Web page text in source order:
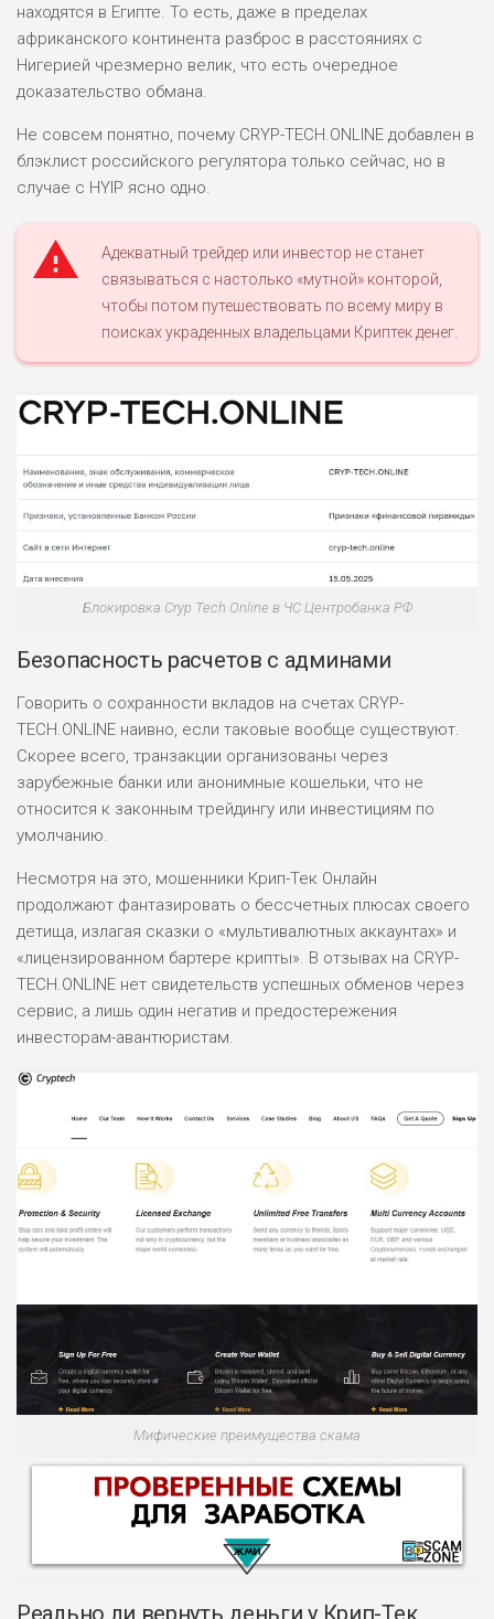
находятся в Египте. То есть, даже в пределах
африканского континента разброс в расстояниях с
Нигерией чрезмерно велик, что есть очередное
доказательство обмана.
Не совсем понятно, почему CRYP-TECH.ONLINE добавлен в
блэклист российского регулятора только сейчас, но в
случае с HYIP ясно одно.
Адекватный трейдер или инвестор не станет
связываться с настолько «мутной» конторой,
чтобы потом путешествовать по всему миру в
поисках украденных владельцами Криптек денег.
Блокировка Cryp Tech Online в ЧС Центробанка РФ
Безопасность расчетов с админами
Говорить о сохранности вкладов на счетах CRYP-
TECH.ONLINE наивно, если таковые вообще существуют.
Скорее всего, транзакции организованы через
зарубежные банки или анонимные кошельки, что не
относится к законным трейдингу или инвестициям по
умолчанию.
Несмотря на это, мошенники Крип-Тек Онлайн
продолжают фантазировать о бессчетных плюсах своего
детища, излагая сказки о «мультивалютных аккаунтах» и
«лицензированном бартере крипты». В отзывах на CRYP-
TECH.ONLINE нет свидетельств успешных обменов через
сервис, а лишь один негатив и предостережения
инвесторам-авантюристам.
Мифические преимущества скама
Реально ли вернуть деньги у Крип-Тек